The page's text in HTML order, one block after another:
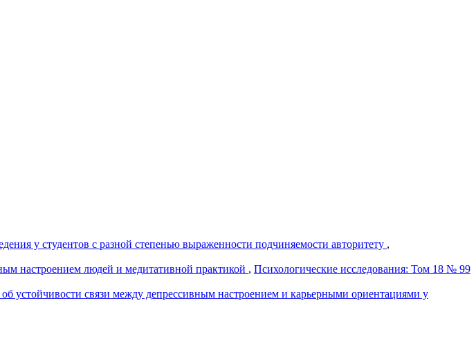
у студентов с разной степенью выраженности подчиняемости авторитету ,
настроением людей и медитативной практикой , Психологические исследования: Том 18 № 99
устойчивости связи между депрессивным настроением и карьерными ориентациями у